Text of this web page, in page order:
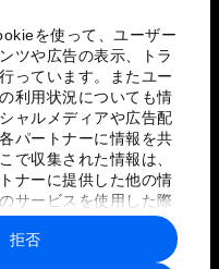
を使って、ユーザー
ツや広告の表示、トラ
っています。またユー
利用状況についても情
ャルメディアや広告配
パートナーに情報を共
で収集された情報は、
ナーに提供した他の情
サービスを使用した際
組み合わされ、各パー
されることがありま
拒否
と利用規約